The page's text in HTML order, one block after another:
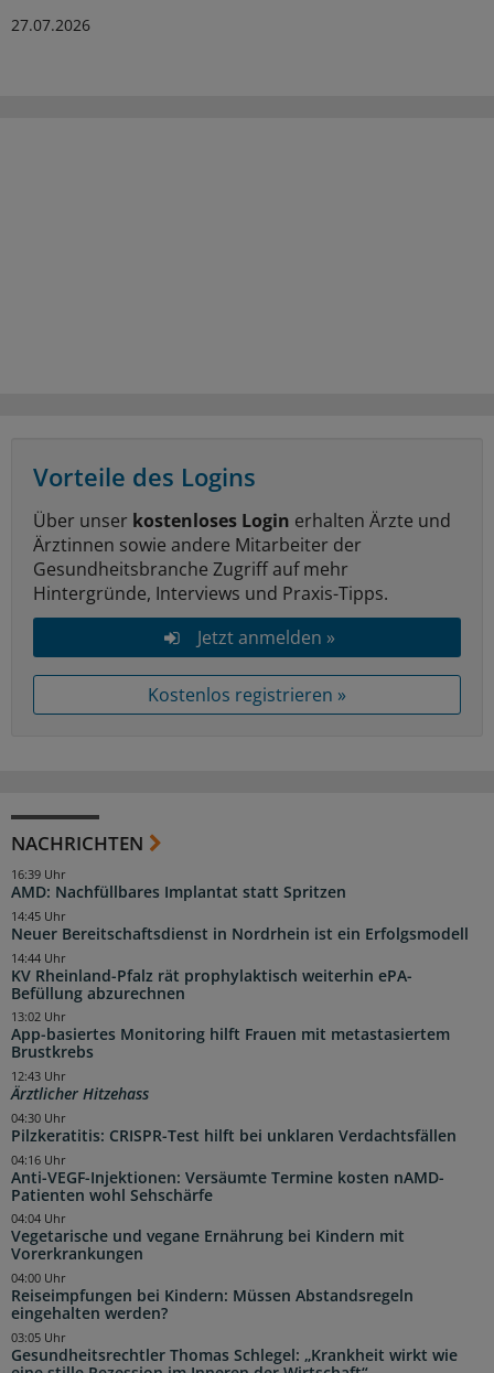
27.07.2026
Vorteile des Logins
Über unser kostenloses Login erhalten Ärzte und
Ärztinnen sowie andere Mitarbeiter der
Gesundheitsbranche Zugriff auf mehr
Hintergründe, Interviews und Praxis-Tipps.
Jetzt anmelden »
Kostenlos registrieren »
NACHRICHTEN
AMD: Nachfüllbares Implantat statt Spritzen
16:39 Uhr
Neuer Bereitschaftsdienst in Nordrhein ist ein Erfolgsmodell
14:45 Uhr
KV Rheinland-Pfalz rät prophylaktisch weiterhin ePA-
Befüllung abzurechnen
14:44 Uhr
App-basiertes Monitoring hilft Frauen mit metastasiertem
Brustkrebs
13:02 Uhr
Ärztlicher Hitzehass
12:43 Uhr
Pilzkeratitis: CRISPR-Test hilft bei unklaren Verdachtsfällen
04:30 Uhr
Anti-VEGF-Injektionen: Versäumte Termine kosten nAMD-
Patienten wohl Sehschärfe
04:16 Uhr
Vegetarische und vegane Ernährung bei Kindern mit
Vorerkrankungen
04:04 Uhr
Reiseimpfungen bei Kindern: Müssen Abstandsregeln
eingehalten werden?
04:00 Uhr
Gesundheitsrechtler Thomas Schlegel: „Krankheit wirkt wie
03:05 Uhr